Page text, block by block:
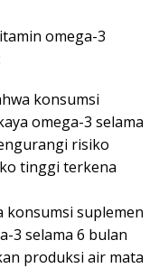
omega-3
konsumsi
omega-3 selama
risiko
tinggi terkena
konsumsi suplemen
3 selama 6 bulan
produksi air mata